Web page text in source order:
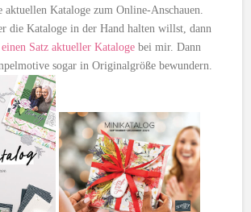
Kataloge zum Online-Anschauen.
die Kataloge in der Hand halten willst, dann
Satz aktueller Kataloge bei mir. Dann
sogar in Originalgröße bewundern.